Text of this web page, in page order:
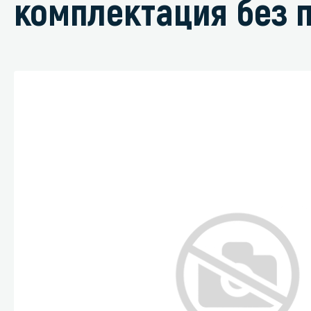
Средства
Средства
Средства
комплектация без